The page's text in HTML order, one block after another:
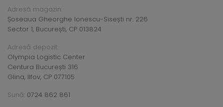
Adresă magazin:
Șoseaua Gheorghe Ionescu-Sisești nr. 226
Sector 1, București, CP 013824
Adresă depozit:
Olympia Logistic Center
Centura București 316
Glina, Ilfov, CP 077105
Sună: 0724 862 861